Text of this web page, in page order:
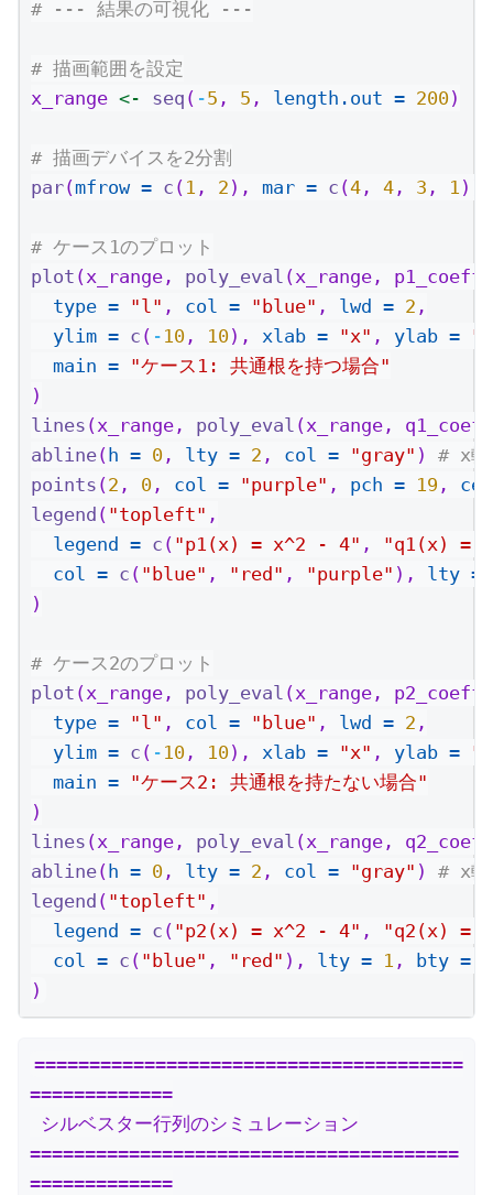
# --- 結果の可視化 ---
# 描画範囲を設定
x_range <- seq ( -5 , 5 , length.out = 200)
# 描画デバイスを2分割
par(mfrow = c ( 1 , 2 ), mar = c (4 , 4 , 3 , 1 ))
# ケース1のプロット
plot (x_range, poly_eval (x_range,
type = "l" , col = "blue" , lwd = 2 ,
ylim = c ( - 10 , 10), xlab = "x" , ylab =
main = "ケース1: 共通根を持つ場合"
)
lines (x_range, poly_eval (x_range,
abline(h = 0 , lty = 2 , col = "gray" ) # x軸
points (2 , 0 , col = "purple" , pch = 19 ,
legend ( "topleft" ,
legend = c ( "p1(x) = x^2 - 4" , "q1(x) =
col = c ( "blue" , "red" , "purple" ), lty =
)
# ケース2のプロット
plot (x_range, poly_eval (x_range,
type = "l" , col = "blue" , lwd = 2 ,
ylim = c ( - 10 , 10), xlab = "x" , ylab =
main = "ケース2: 共通根を持たない場合"
)
lines (x_range, poly_eval (x_range,
abline(h = 0 , lty = 2 , col = "gray" ) # x軸
legend ( "topleft" ,
legend = c ( "p2(x) = x^2 - 4" , "q2(x) =
col = c ( "blue" , "red" ), lty = 1 , bty =
)
=======================================
=============
=======================================
=============